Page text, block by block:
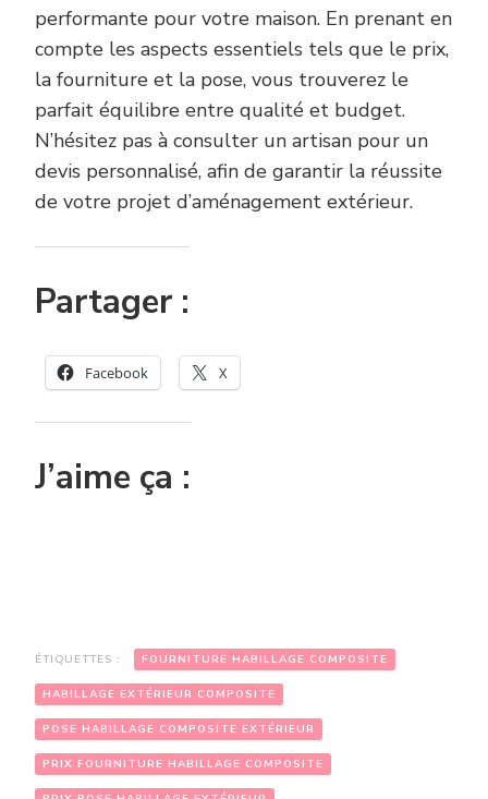
performante pour votre maison. En prenant en
compte les aspects essentiels tels que le prix,
la fourniture et la pose, vous trouverez le
parfait équilibre entre qualité et budget.
N’hésitez pas à consulter un artisan pour un
devis personnalisé, afin de garantir la réussite
de votre projet d’aménagement extérieur.
Partager :
Facebook X
J’aime ça :
ÉTIQUETTES : FOURNITURE HABILLAGE COMPOSITE
HABILLAGE EXTÉRIEUR COMPOSITE
POSE HABILLAGE COMPOSITE EXTÉRIEUR
PRIX FOURNITURE HABILLAGE COMPOSITE